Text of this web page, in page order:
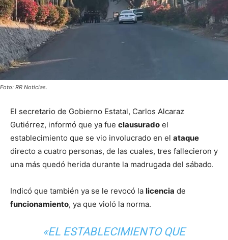
Foto: RR Noticias.
El secretario de Gobierno Estatal, Carlos Alcaraz
Gutiérrez, informó que ya fue clausurado el
establecimiento que se vio involucrado en el ataque
directo a cuatro personas, de las cuales, tres fallecieron y
una más quedó herida durante la madrugada del sábado.
Indicó que también ya se le revocó la licencia de
funcionamiento, ya que violó la norma.
«EL ESTABLECIMIENTO QUE